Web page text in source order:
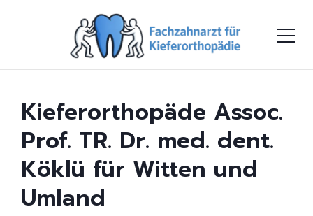
Kieferorthopäde Assoc.
Prof. TR. Dr. med. dent.
Köklü für Witten und
Umland